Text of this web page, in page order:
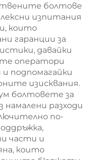
болтове
изпитания
които
гаранции за
давайки
оператори
подпомагайки
изисквания.
болтовете за
намалени разходи
по-
части и
които